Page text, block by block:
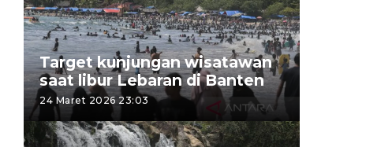
Target kunjungan wisatawan
saat libur Lebaran di Banten
24 Maret 2026 23:03